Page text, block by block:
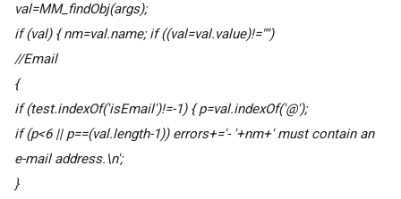
val=MM_findObj(args);
if (val) { nm=val.name; if ((val=val.value)!="")
//Email
{
if (test.indexOf('isEmail')!=-1) { p=val.indexOf('@');
if (p<6 || p==(val.length-1)) errors+='- '+nm+' must contain an
e-mail address.\n';
}